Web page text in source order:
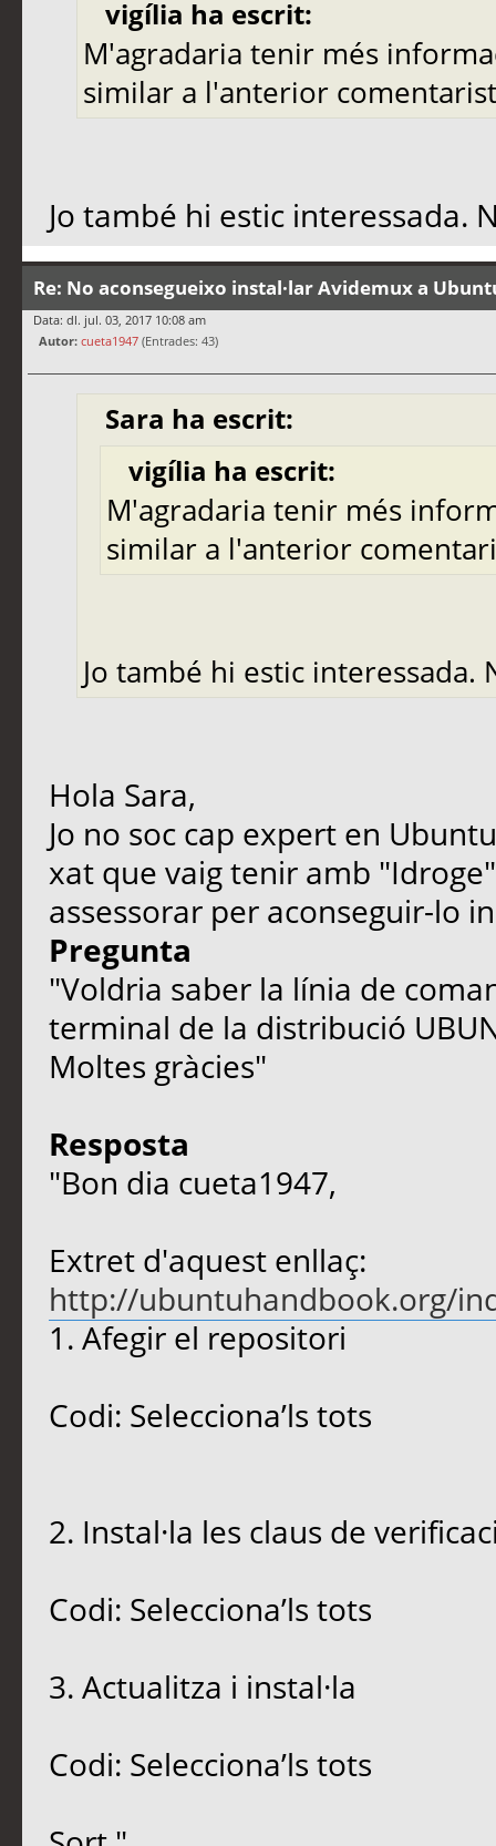
vigília ha escrit:
M'agradaria tenir més
similar a l'anterior
Jo també hi estic interessada.
Re: No aconsegueixo instal·lar Avidemux a
Data: dl. jul. 03, 2017 10:08 am
Autor: cueta1947 (Entrades: 43)
Sara ha escrit:
vigília ha escrit:
M'agradaria tenir més
similar a l'anterior
Jo també hi estic interessada.
Hola Sara,
Jo no soc cap expert en
xat que vaig tenir amb
assessorar per aconseguir-lo
Pregunta
"Voldria saber la línia de
terminal de la distribució
Moltes gràcies"
Resposta
"Bon dia cueta1947,
Extret d'aquest enllaç:
http://ubuntuhandbook.org/
1. Afegir el repositori
Codi: Selecciona’ls tots
2. Instal·la les claus de
Codi: Selecciona’ls tots
3. Actualitza i instal·la
Codi: Selecciona’ls tots